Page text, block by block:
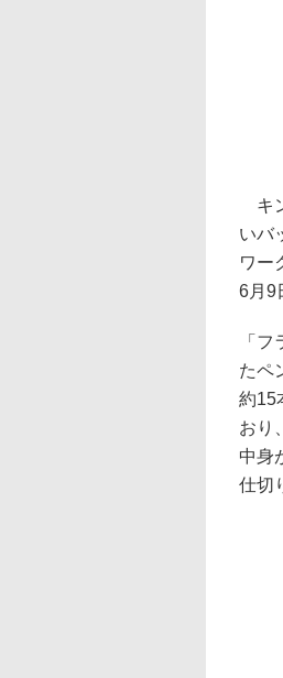
キ
いバ
ワー
6月9
「
たペ
約15
おり
中身
仕切